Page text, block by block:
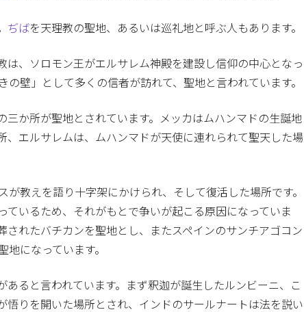
ぢばを天理教の聖地、あるいは巡礼地と呼ぶ人もあります。
、ソロモン王がエルサレム神殿を建設し信仰の中心となっ
壁」として多くの信者が訪れて、聖地と言われています。
か所が聖地とされています。メッカはムハンマドの生誕地
エルサレムは、ムハンマドが天使に連れられて聖天した場
教えを語り十字架にかけられ、そして復活した場所です。
いるため、それがもとで争いが起こる原因になっていま
れたバチカンを聖地とし、またスペインのサンチアゴコン
になっています。
ると言われています。まず釈迦が誕生したルンビーニ、こ
りを開いた場所とされ、インドのサールナートは法を説い